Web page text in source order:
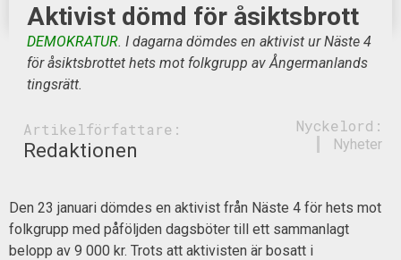
Aktivist dömd för åsiktsbrott
DEMOKRATUR. I dagarna dömdes en aktivist ur Näste 4
för åsiktsbrottet hets mot folkgrupp av Ångermanlands
tingsrätt.
Artikelförfattare:
Redaktionen
Nyckelord:
Nyheter
Den 23 januari dömdes en aktivist från Näste 4 för hets mot
folkgrupp med påföljden dagsböter till ett sammanlagt
belopp av 9 000 kr. Trots att aktivisten är bosatt i